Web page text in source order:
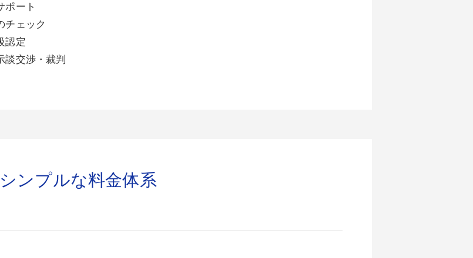
ポート
チェック
認定
談交渉・裁判
シンプルな料金体系